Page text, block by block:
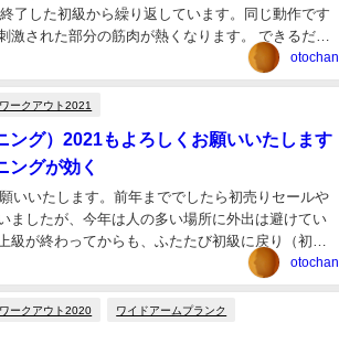
了した初級から繰り返しています。同じ動作です
された部分の筋肉が熱くなります。 できるだけ
与えています。...
otochan
ークアウト2021
ング）2021もよろしくお願いいたします
ングが効く
いいたします。前年まででしたら初売りセールや
ましたが、今年は人の多い場所に外出は避けてい
級が終わってからも、ふたたび初級に戻り（初心
1/1にもトレ...
otochan
ークアウト2020 ワイドアームプランク